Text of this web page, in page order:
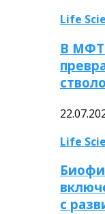
Life
В
Life
с